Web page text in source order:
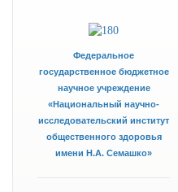
Федеральное
государственное бюджетное
научное учреждение
«Национальный научно-
исследовательский институт
общественного здоровья
имени Н.А. Семашко»